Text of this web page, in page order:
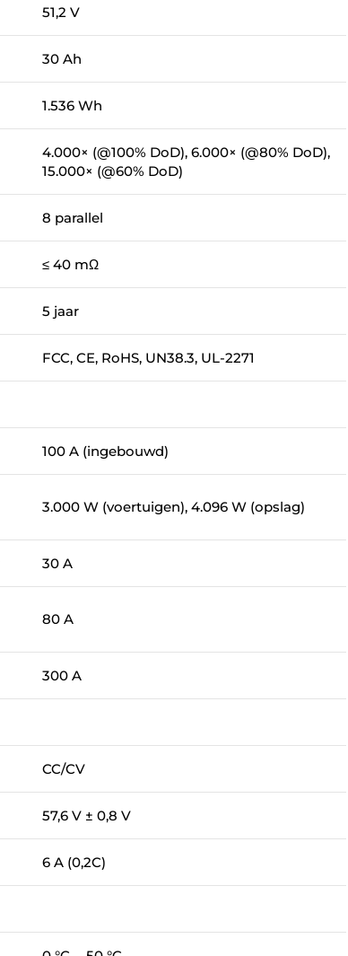
51,2 V
30 Ah
1.536 Wh
4.000× (@100% DoD), 6.000× (@80% DoD),
15.000× (@60% DoD)
8 parallel
≤ 40 mΩ
5 jaar
FCC, CE, RoHS, UN38.3, UL-2271
100 A (ingebouwd)
3.000 W (voertuigen), 4.096 W (opslag)
30 A
80 A
300 A
CC/CV
57,6 V ± 0,8 V
6 A (0,2C)